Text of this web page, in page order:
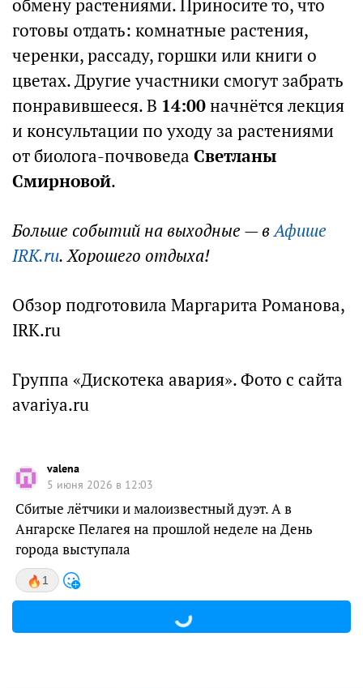
обмену растениями. Приносите то, что
готовы отдать: комнатные растения,
черенки, рассаду, горшки или книги о
цветах. Другие участники смогут забрать
понравившееся. В 14:00начнётся лекция
и консультации по уходу за растениями
от биолога-почвоведа Светланы
Смирновой.
Больше событий на выходные — вАфише
IRK.ru. Хорошего отдыха!
Обзор подготовила Маргарита Романова,
IRK.ru
Группа «Дискотека авария». Фото с сайта
avariya.ru
valena
5 июня 2026 в 12:03
Сбитые лётчики и малоизвестный дуэт. А в
Ангарске Пелагея на прошлой неделе на День
города выступала
1